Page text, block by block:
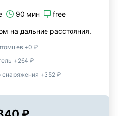
90 мин free
на дальние расстояния.
+0 ₽
+264 ₽
снаряжения +352 ₽
₽